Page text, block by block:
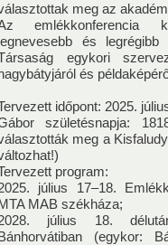
Nem akadémikus
meg az
emlékkonferencia
legnevesebb és
egykori
és
időpont: 2025.
születésnapja:
meg a
program:
július 17–18.
MTA MAB székháza;
július 18.
Bánhorvátiban (egykor: